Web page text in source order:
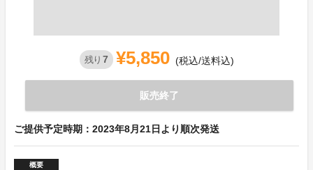
残り 7 ¥5,850 (税込/送料込)
販売終了
ご提供予定時期：2023年8月21日より順次発送
概要